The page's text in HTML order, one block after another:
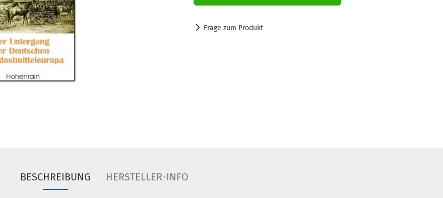
Frage zum Produkt
BESCHREIBUNG HERSTELLER-INFO